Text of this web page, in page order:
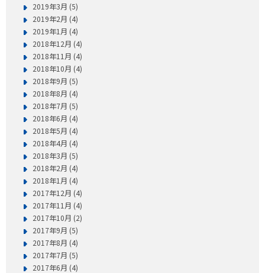
2019年3月 (5)
2019年2月 (4)
2019年1月 (4)
2018年12月 (4)
2018年11月 (4)
2018年10月 (4)
2018年9月 (5)
2018年8月 (4)
2018年7月 (5)
2018年6月 (4)
2018年5月 (4)
2018年4月 (4)
2018年3月 (5)
2018年2月 (4)
2018年1月 (4)
2017年12月 (4)
2017年11月 (4)
2017年10月 (2)
2017年9月 (5)
2017年8月 (4)
2017年7月 (5)
2017年6月 (4)